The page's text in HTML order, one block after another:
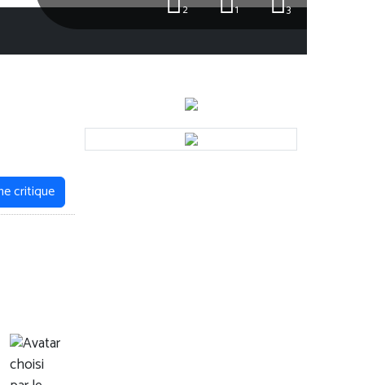
3
1
2
critique